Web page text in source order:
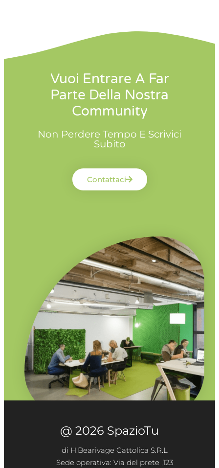
Vuoi Entrare A Far
Parte Della Nostra
Community
Non Perdere Tempo E Scrivici
Subito
Contattaci
@ 2026 SpazioTu
di H.Bearivage Cattolica S.R.L
Sede operativa: Via del prete ,123